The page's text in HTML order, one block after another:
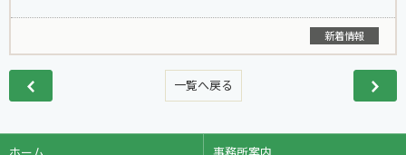
新着情報
一覧へ戻る